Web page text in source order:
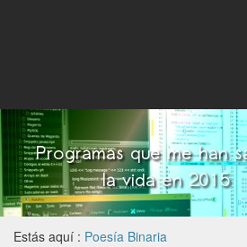
Estás aquí : Poesía Binaria